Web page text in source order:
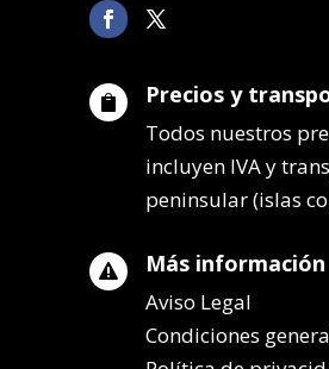
 Precios y
Todos nuestros
incluyen IVA y
peninsular (islas
 Más información
Aviso Legal
Condiciones